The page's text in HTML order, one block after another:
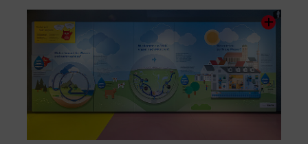
Inhaltskarussell
überspringen